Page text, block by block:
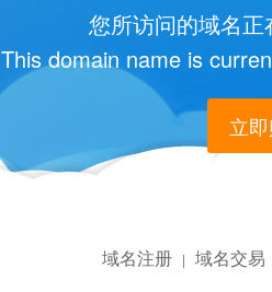
您所访问的域名
This domain name is
立
域名注册 | 域名交易